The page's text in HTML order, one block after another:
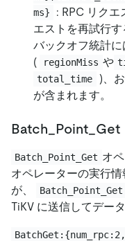
ms}
: RPC リクエ
エストを再試行す
バックオフ統計
(
regionMiss や
total_time )、
が含まれます。
Batch_Point_Get
Batch_Point_Get オ
オペレーターの実行
が、
Batch_Point_Get
TiKV に送信してデー